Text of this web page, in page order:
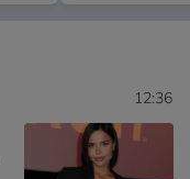
12:36